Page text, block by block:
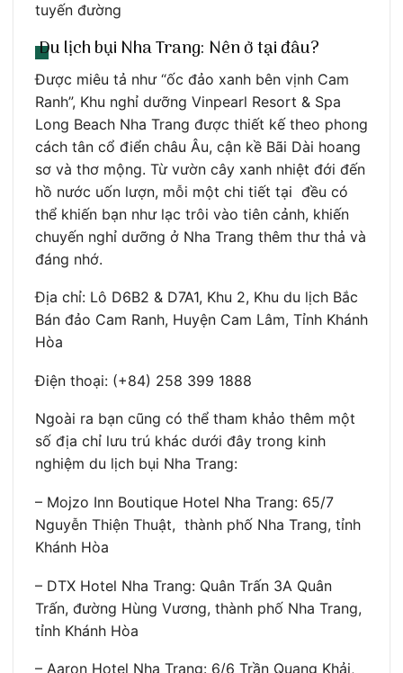
tuyến đường
Du lịch bụi Nha Trang: Nên ở tại đâu?
Được miêu tả như “ốc đảo xanh bên vịnh Cam
Ranh”, Khu nghỉ dưỡng Vinpearl Resort & Spa
Long Beach Nha Trang được thiết kế theo phong
cách tân cổ điển châu Âu, cận kề Bãi Dài hoang
sơ và thơ mộng. Từ vườn cây xanh nhiệt đới đến
hồ nước uốn lượn, mỗi một chi tiết tại đều có
thể khiến bạn như lạc trôi vào tiên cảnh, khiến
chuyến nghỉ dưỡng ở Nha Trang thêm thư thả và
đáng nhớ.
Địa chỉ: Lô D6B2 & D7A1, Khu 2, Khu du lịch Bắc
Bán đảo Cam Ranh, Huyện Cam Lâm, Tỉnh Khánh
Hòa
Điện thoại: (+84) 258 399 1888
Ngoài ra bạn cũng có thể tham khảo thêm một
số địa chỉ lưu trú khác dưới đây trong kinh
nghiệm du lịch bụi Nha Trang:
– Mojzo Inn Boutique Hotel Nha Trang: 65/7
Nguyễn Thiện Thuật, thành phố Nha Trang, tỉnh
Khánh Hòa
– DTX Hotel Nha Trang: Quân Trấn 3A Quân
Trấn, đường Hùng Vương, thành phố Nha Trang,
tỉnh Khánh Hòa
– Aaron Hotel Nha Trang: 6/6 Trần Quang Khải,